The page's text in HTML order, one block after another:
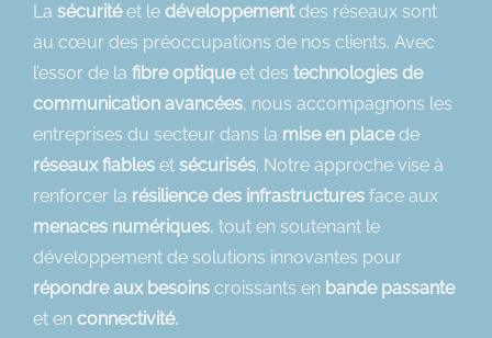
La sécuritéet le développementdes réseaux sont
au cœur des préoccupations de nos clients. Avec
l’essor de la fibre optiqueet des technologies de
communication avancées, nous accompagnons les
entreprises du secteur dans la mise en placede
réseaux fiables et sécurisés. Notre approche vise à
renforcer la résilience des infrastructures face aux
menaces numériques, tout en soutenant le
développement de solutions innovantes pour
répondre aux besoins croissants en bande passante
et en connectivité.